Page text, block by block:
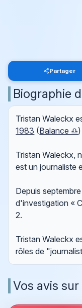
Partager
Biographie
Tristan Waleckx
1983 (Balance ♎
Tristan Waleckx,
est un journaliste
Depuis
d'investigation «
2.
Tristan Waleckx
rôles de
Vos avis sur